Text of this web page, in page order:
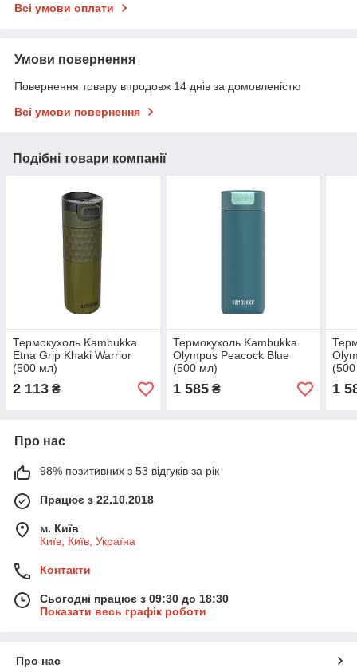
Всі умови оплати
Умови повернення
Повернення товару впродовж 14 днів за домовленістю
Всі умови повернення
Подібні товари компанії
Термокухоль Kambukka
Etna Grip Khaki Warrior
(500 мл)
2 113 ₴
Термокухоль Kambukka
Olympus Peacock Blue
(500 мл)
1 585₴ 1
Про нас
98% позитивних з 53 відгуків за рік
Працює з 22.10.2018
м. Київ
Київ, Київ, Україна
Контакти
Сьогодні працює з 09:30 до 18:30
Показати весь графік роботи
Про нас